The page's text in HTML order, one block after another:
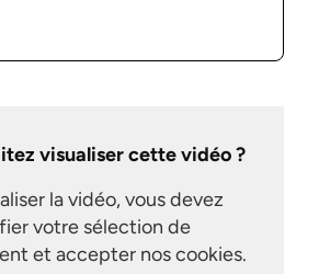
visualiser cette vidéo ?
la vidéo, vous devez
votre sélection de
et accepter nos cookies.